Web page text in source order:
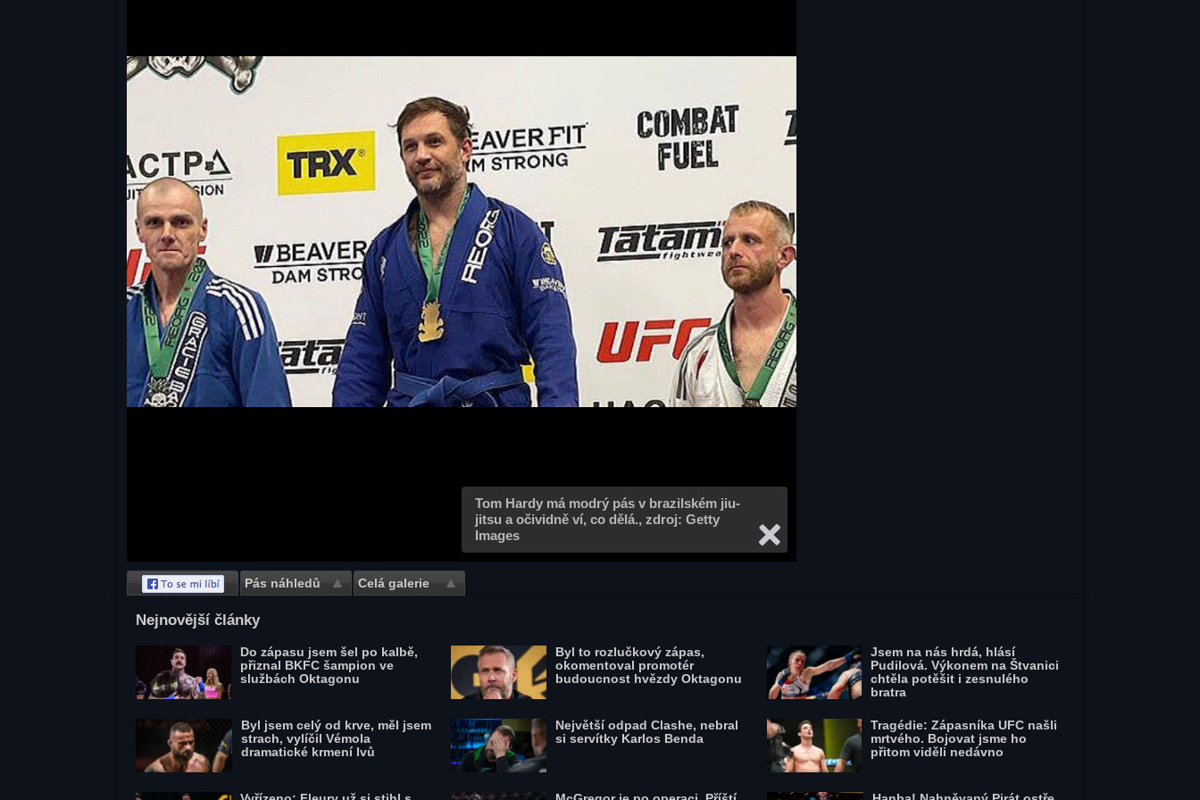
Tom Hardy má modrý pás v brazilském jiu-
jitsu a očividně ví, co dělá., zdroj: Getty
Images
Pás náhledů Celá galerie
Nejnovější články
Do zápasu jsem šel po kalbě,
přiznal BKFC šampion ve
službách Oktagonu
Byl jsem celý od krve, měl jsem
strach, vylíčil Vémola
dramatické krmení lvů
Byl to rozlučkový zápas,
okomentoval promotér
budoucnost hvězdy Oktagonu
Největší odpad Clashe, nebral
si servítky Karlos Benda
Jsem na nás hrdá, hlásí
Pudilová. Výkonem na Štvanici
chtěla potěšit i zesnulého
bratra
Tragédie: Zápasníka UFC našli
mrtvého. Bojovat jsme ho
přitom viděli nedávno